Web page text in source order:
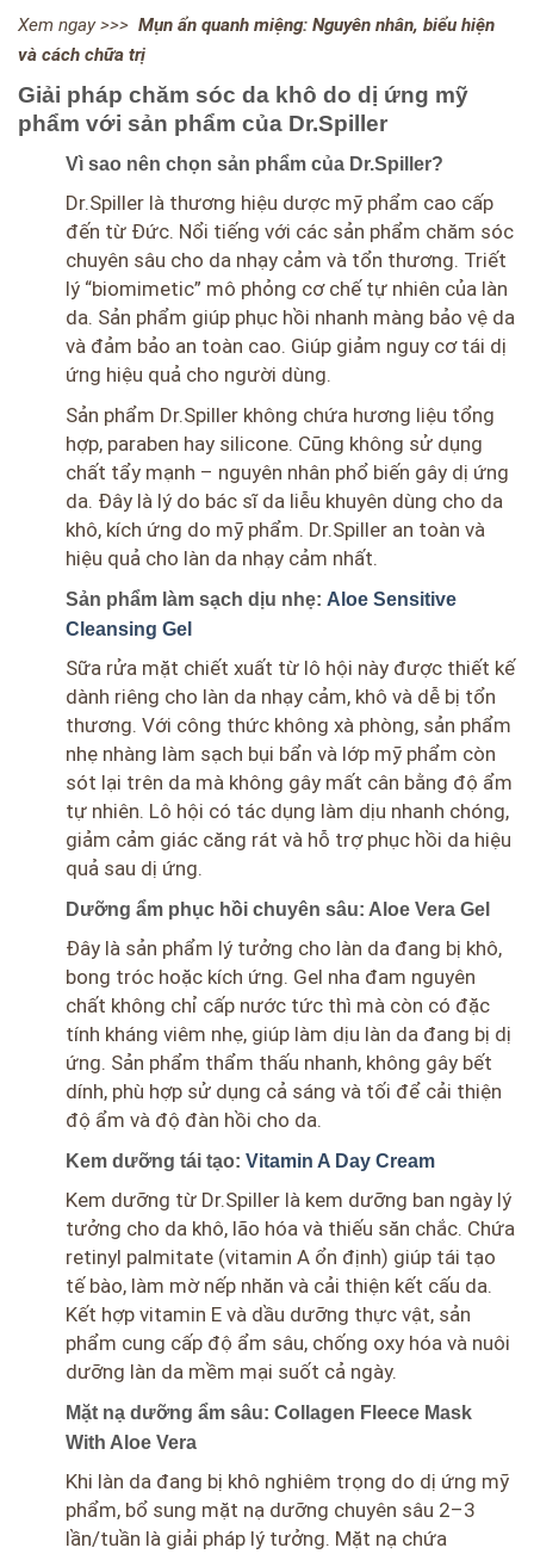
Xem ngay >>> Mụn ẩn quanh miệng: Nguyên nhân, biểu hiện
và cách chữa trị
Giải pháp chăm sóc da khô do dị ứng mỹ
phẩm với sản phẩm của Dr.Spiller
Vì sao nên chọn sản phẩm của Dr.Spiller?
Dr.Spiller là thương hiệu dược mỹ phẩm cao cấp
đến từ Đức. Nổi tiếng với các sản phẩm chăm sóc
chuyên sâu cho da nhạy cảm và tổn thương. Triết
lý “biomimetic” mô phỏng cơ chế tự nhiên của làn
da. Sản phẩm giúp phục hồi nhanh màng bảo vệ da
và đảm bảo an toàn cao. Giúp giảm nguy cơ tái dị
ứng hiệu quả cho người dùng.
Sản phẩm Dr.Spiller không chứa hương liệu tổng
hợp, paraben hay silicone. Cũng không sử dụng
chất tẩy mạnh – nguyên nhân phổ biến gây dị ứng
da. Đây là lý do bác sĩ da liễu khuyên dùng cho da
khô, kích ứng do mỹ phẩm. Dr.Spiller an toàn và
hiệu quả cho làn da nhạy cảm nhất.
Sản phẩm làm sạch dịu nhẹ: Aloe Sensitive
Cleansing Gel
Sữa rửa mặt chiết xuất từ lô hội này được thiết kế
dành riêng cho làn da nhạy cảm, khô và dễ bị tổn
thương. Với công thức không xà phòng, sản phẩm
nhẹ nhàng làm sạch bụi bẩn và lớp mỹ phẩm còn
sót lại trên da mà không gây mất cân bằng độ ẩm
tự nhiên. Lô hội có tác dụng làm dịu nhanh chóng,
giảm cảm giác căng rát và hỗ trợ phục hồi da hiệu
quả sau dị ứng.
Dưỡng ẩm phục hồi chuyên sâu: Aloe Vera Gel
Đây là sản phẩm lý tưởng cho làn da đang bị khô,
bong tróc hoặc kích ứng. Gel nha đam nguyên
chất không chỉ cấp nước tức thì mà còn có đặc
tính kháng viêm nhẹ, giúp làm dịu làn da đang bị dị
ứng. Sản phẩm thẩm thấu nhanh, không gây bết
dính, phù hợp sử dụng cả sáng và tối để cải thiện
độ ẩm và độ đàn hồi cho da.
Kem dưỡng tái tạo: Vitamin A Day Cream
Kem dưỡng từ Dr.Spiller là kem dưỡng ban ngày lý
tưởng cho da khô, lão hóa và thiếu săn chắc. Chứa
retinyl palmitate (vitamin A ổn định) giúp tái tạo
tế bào, làm mờ nếp nhăn và cải thiện kết cấu da.
Kết hợp vitamin E và dầu dưỡng thực vật, sản
phẩm cung cấp độ ẩm sâu, chống oxy hóa và nuôi
dưỡng làn da mềm mại suốt cả ngày.
Mặt nạ dưỡng ẩm sâu: Collagen Fleece Mask
With Aloe Vera
Khi làn da đang bị khô nghiêm trọng do dị ứng mỹ
phẩm, bổ sung mặt nạ dưỡng chuyên sâu 2–3
lần/tuần là giải pháp lý tưởng. Mặt nạ chứa